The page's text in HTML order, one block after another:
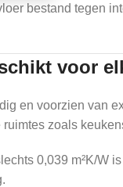
bestand tegen
voor
en voorzien van
zoals
0,039 m²K/W